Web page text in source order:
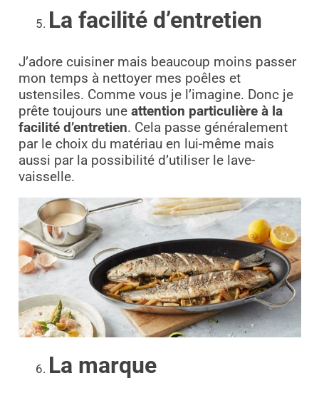
La facilité d’entretien
J’adore cuisiner mais beaucoup moins passer
mon temps à nettoyer mes poêles et
ustensiles. Comme vous je l’imagine. Donc je
prête toujours une attention particulière à la
facilité d’entretien. Cela passe généralement
par le choix du matériau en lui-même mais
aussi par la possibilité d’utiliser le lave-
vaisselle.
La marque